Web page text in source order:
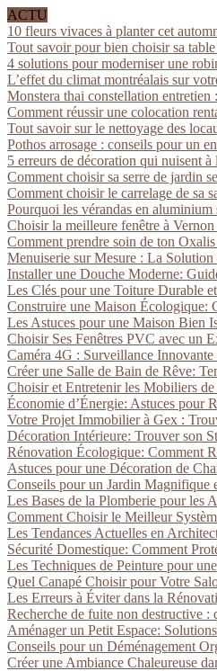
ACTU
10 fleurs vivaces à planter cet
Tout savoir pour bien choisir sa
4 solutions pour moderniser une
L’effet du climat montréalais sur
Monstera thai constellation entretien
Comment réussir une colocation
Tout savoir sur le nettoyage des
Pothos arrosage : conseils pour un
5 erreurs de décoration qui nuisent à
Comment choisir sa serre de jardin
Comment choisir le carrelage de sa
Pourquoi les vérandas en aluminium
Choisir la meilleure fenêtre à
Comment prendre soin de ton
Menuiserie sur Mesure : La
Installer une Douche Moderne:
Les Clés pour une Toiture Durable
Construire une Maison Écologique:
Les Astuces pour une Maison Bien
Choisir Ses Fenêtres PVC avec un
Caméra 4G : Surveillance
Créer une Salle de Bain de Rêve:
Choisir et Entretenir les Mobiliers de
Économie d’Énergie: Astuces pour
Votre Projet Immobilier à Gex :
Décoration Intérieure: Trouver son
Rénovation Écologique: Comment
Astuces pour une Décoration de
Conseils pour un Jardin Magnifique
Les Bases de la Plomberie pour les
Comment Choisir le Meilleur
Les Tendances Actuelles en
Sécurité Domestique: Comment
Les Techniques de Peinture pour
Quel Canapé Choisir pour Votre
Les Erreurs à Éviter dans la
Recherche de fuite non destructive :
Aménager un Petit Espace:
Conseils pour un Déménagement
Créer une Ambiance Chaleureuse